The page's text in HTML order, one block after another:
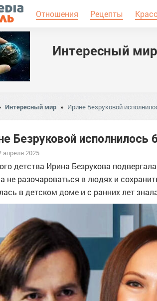
Отношения Рецепты
Интересный мир
Интересный мир » Ирине Безруковой
Безруковой исполнилось
апреля 2025
детства Ирина Безрукова
не разочароваться в людях и
в детском доме и с ранних лет